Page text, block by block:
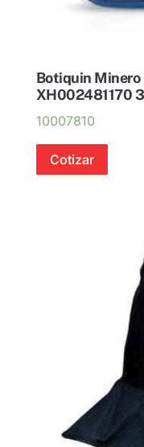
Botiquin Minero
XH002481170
10007810
Cotizar